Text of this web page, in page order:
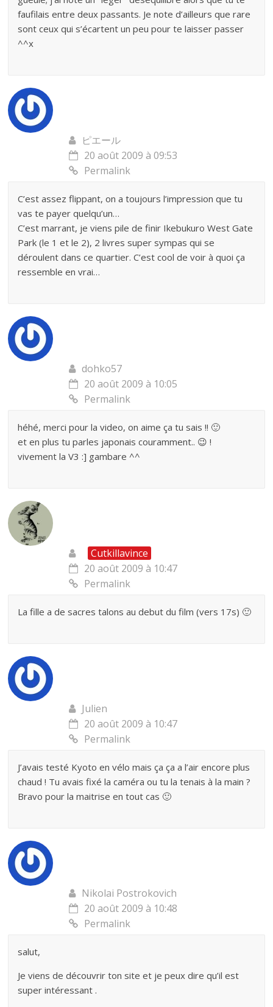
faufilais entre deux passants. Je note d’ailleurs que rare
sont ceux qui s’écartent un peu pour te laisser passer
^^x
ピエール
20 août 2009 à 09:53
Permalink
C’est assez flippant, on a toujours l’impression que tu
vas te payer quelqu’un…
C’est marrant, je viens pile de finir Ikebukuro West Gate
Park (le 1 et le 2), 2 livres super sympas qui se
déroulent dans ce quartier. C’est cool de voir à quoi ça
ressemble en vrai…
dohko57
20 août 2009 à 10:05
Permalink
héhé, merci pour la video, on aime ça tu sais !! 🙂
et en plus tu parles japonais couramment.. 😉 !
vivement la V3 :] gambare ^^
Cutkillavince
20 août 2009 à 10:47
Permalink
La fille a de sacres talons au debut du film (vers 17s) 🙂
Julien
20 août 2009 à 10:47
Permalink
J’avais testé Kyoto en vélo mais ça ça a l’air encore plus
chaud ! Tu avais fixé la caméra ou tu la tenais à la main ?
Bravo pour la maitrise en tout cas 🙂
Nikolai Postrokovich
20 août 2009 à 10:48
Permalink
salut,
Je viens de découvrir ton site et je peux dire qu’il est
super intéressant .